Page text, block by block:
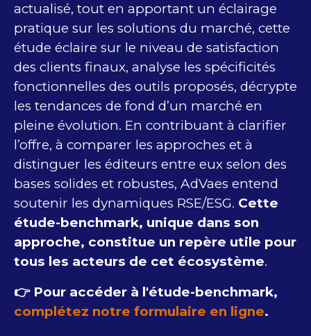
actualisé, tout en apportant un éclairage
pratique sur les solutions du marché, cette
étude éclaire sur le niveau de satisfaction
des clients finaux, analyse les spécificités
fonctionnelles des outils proposés, décrypte
les tendances de fond d’un marché en
pleine évolution. En contribuant à clarifier
l’offre, à comparer les approches et à
distinguer les éditeurs entre eux selon des
bases solides et robustes, AdVaes entend
soutenir les dynamiques RSE/ESG. Cette
étude-benchmark, unique dans son
approche, constitue un repère utile pour
tous les acteurs de cet écosystème.
👉 Pour accéder à l'étude-benchmark,
complétez notre formulaire en ligne.